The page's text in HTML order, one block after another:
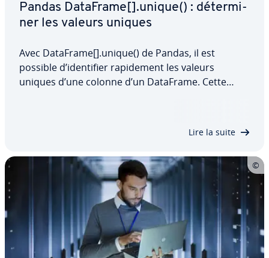
Pandas DataFrame[].unique() : dé­ter­mi­
ner les valeurs uniques
Avec DataFrame[].unique() de Pandas, il est
possible d’iden­ti­fier ra­pi­de­ment les valeurs
uniques d’une colonne d’un DataFrame. Cette
un tableau NumPy, elle permet de traiter…
Lire la suite